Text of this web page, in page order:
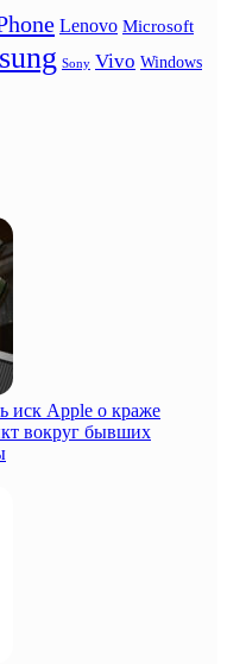
Lenovo Microsoft
Sony Vivo Windows
иск Apple о краже
вокруг бывших